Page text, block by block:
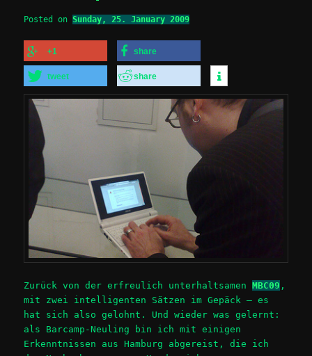
Posted onSunday, 25. January 2009
+1 share
tweet share
Zurück von der erfreulich unterhaltsamenMBC09 ,
mit zwei intelligenten Sätzen im Gepäck – es
hat sich also gelohnt. Und wieder was gelernt:
als Barcamp-Neuling bin ich mit einigen
Erkenntnissen aus Hamburg abgereist, die ich